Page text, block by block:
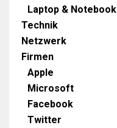
Laptop & Notebook
Technik
Netzwerk
Firmen
Apple
Microsoft
Facebook
Twitter